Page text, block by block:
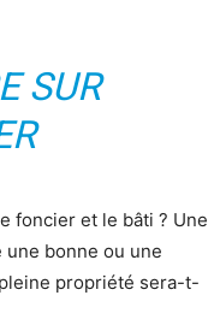
SUR
foncier et le bâti ? Une
bonne ou une
propriété sera-t-